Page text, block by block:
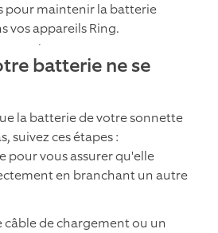
pour maintenir la batterie
vos appareils Ring.
batterie ne se
la batterie de votre sonnette
suivez ces étapes :
pour vous assurer qu'elle
en branchant un autre
câble de chargement ou un